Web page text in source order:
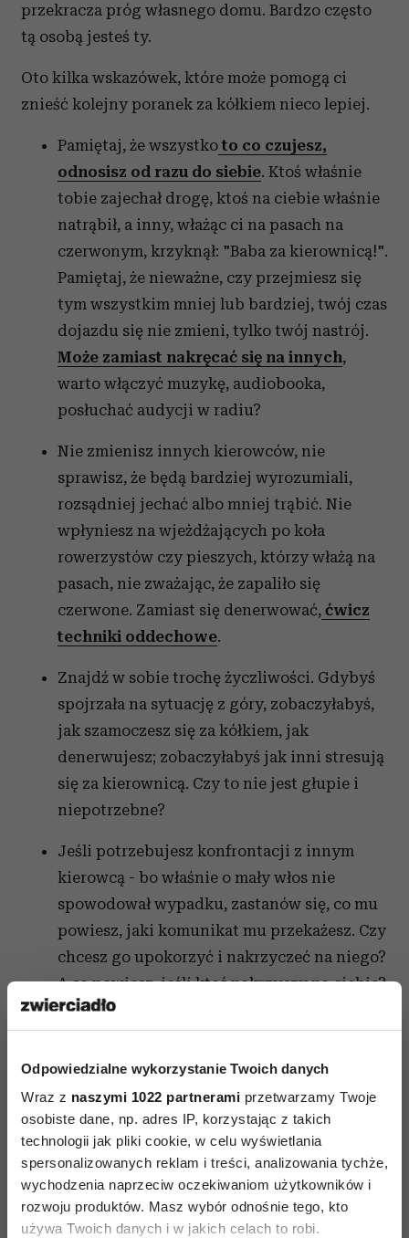
Odpowiedzialne wykorzystanie Twoich danych
Wraz z naszymi 1022 partnerami przetwarzamy Twoje
osobiste dane, np. adres IP, korzystając z takich
technologii jak pliki cookie, w celu wyświetlania
spersonalizowanych reklam i treści, analizowania tychże,
wychodzenia naprzeciw oczekiwaniom użytkowników i
rozwoju produktów. Masz wybór odnośnie tego, kto
używa Twoich danych i w jakich celach to robi.
przekracza próg własnego domu. Bardzo często
tą osobą jesteś ty.
Oto kilka wskazówek, które może pomogą ci
znieść kolejny poranek za kółkiem nieco lepiej.
Pamiętaj, że wszystkoto co czujesz,
odnosisz od razu do siebie. Ktoś właśnie
tobie zajechał drogę, ktoś na ciebie właśnie
natrąbił, a inny, włażąc ci na pasach na
czerwonym, krzyknął: "Baba za kierownicą!".
Pamiętaj, że nieważne, czy przejmiesz się
tym wszystkim mniej lub bardziej, twój czas
dojazdu się nie zmieni, tylko twój nastrój.
Może zamiast nakręcać się na innych,
warto włączyć muzykę, audiobooka,
posłuchać audycji w radiu?
Nie zmienisz innych kierowców, nie
sprawisz, że będą bardziej wyrozumiali,
rozsądniej jechać albo mniej trąbić. Nie
wpłyniesz na wjeżdżających po koła
rowerzystów czy pieszych, którzy włażą na
pasach, nie zważając, że zapaliło się
czerwone. Zamiast się denerwować, ćwicz
techniki oddechowe.
Znajdź w sobie trochę życzliwości. Gdybyś
spojrzała na sytuację z góry, zobaczyłabyś,
jak szamoczesz się za kółkiem, jak
denerwujesz; zobaczyłabyś jak inni stresują
się za kierownicą. Czy to nie jest głupie i
niepotrzebne?
Jeśli potrzebujesz konfrontacji z innym
kierowcą - bo właśnie o mały włos nie
spowodował wypadku, zastanów się, co mu
powiesz, jaki komunikat mu przekażesz. Czy
chcesz go upokorzyć i nakrzyczeć na niego?
A co powiesz, jeśli ktoś nakrzyczy na ciebie?
Zastanów się, czy nie szkoda energii, którą
spalasz na swoją złość, nerwy i
roztrzęsienie.
A jeśli mimo tych uwag i pytań, dalej
denerwujesz się za kółkiem, pomyśl: może warto
przesiąść się na rower?